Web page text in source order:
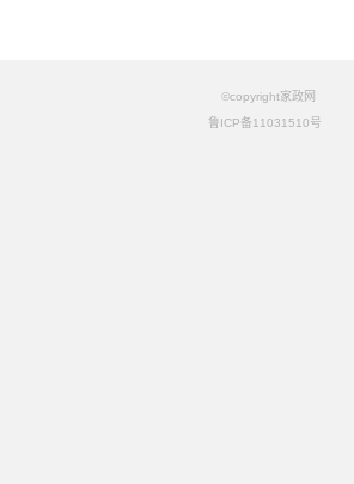
©copyright家政网
鲁ICP备11031510号